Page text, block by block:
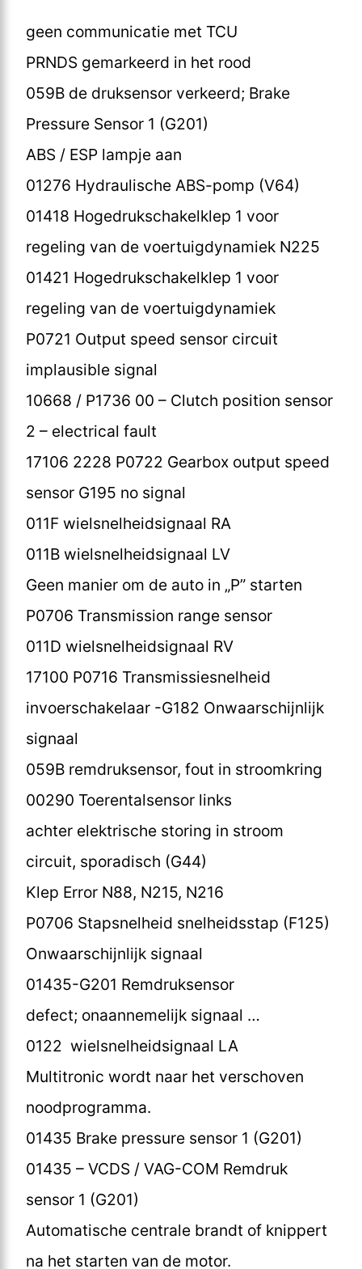
geen communicatie met TCU
PRNDS gemarkeerd in het rood
059B de druksensor verkeerd; Brake
Pressure Sensor 1 (G201)
ABS / ESP lampje aan
01276 Hydraulische ABS-pomp (V64)
01418 Hogedrukschakelklep 1 voor
regeling van de voertuigdynamiek N225
01421 Hogedrukschakelklep 1 voor
regeling van de voertuigdynamiek
P0721 Output speed sensor circuit
implausible signal
10668 / P1736 00 – Clutch position sensor
2 – electrical fault
17106 2228 P0722 Gearbox output speed
sensor G195 no signal
011F wielsnelheidsignaal RA
011B wielsnelheidsignaal LV
Geen manier om de auto in „P” starten
P0706 Transmission range sensor
011D wielsnelheidsignaal RV
17100 P0716 Transmissiesnelheid
invoerschakelaar -G182 Onwaarschijnlijk
signaal
059B remdruksensor, fout in stroomkring
00290 Toerentalsensor links
achter elektrische storing in stroom
circuit, sporadisch (G44)
Klep Error N88, N215, N216
P0706 Stapsnelheid snelheidsstap (F125)
Onwaarschijnlijk signaal
01435-G201 Remdruksensor
defect; onaannemelijk signaal …
0122 wielsnelheidsignaal LA
Multitronic wordt naar het verschoven
noodprogramma.
01435 Brake pressure sensor 1 (G201)
01435 – VCDS / VAG-COM Remdruk
sensor 1 (G201)
Automatische centrale brandt of knippert
na het starten van de motor.